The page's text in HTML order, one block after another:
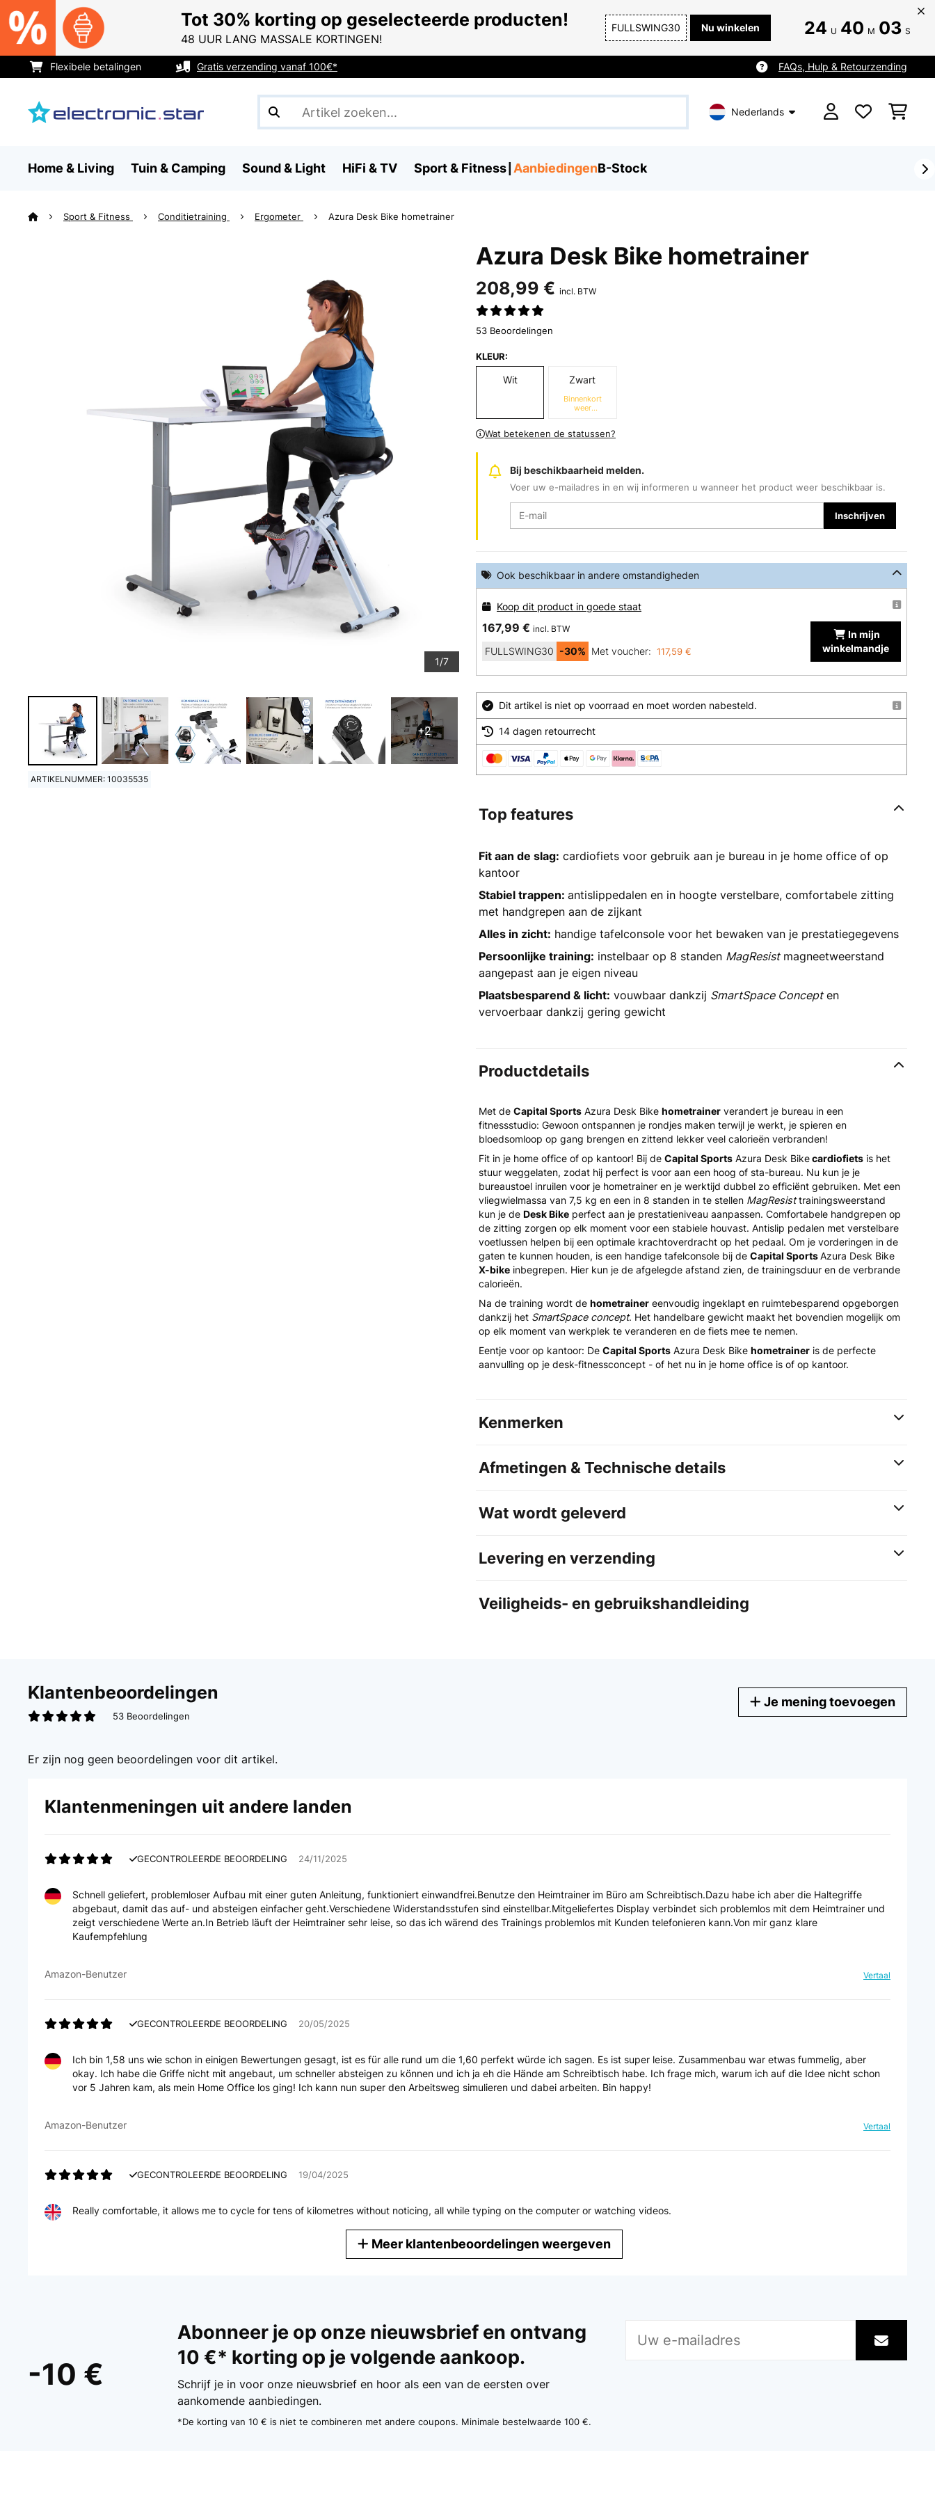
Tot 30% korting op geselecteerde producten!
48 UUR LANG MASSALE KORTINGEN!
FULLSWING30 Nu winkelen 24 U 40 M 00 S
Flexibele betalingen Gratis verzending vanaf 100€* FAQs, Hulp & Retourzending
Nederlands
Home & Living Tuin & Camping Sound & Light HiFi & TV Sport & Fitness AanbiedingenB-Stock
Sport & Fitness Conditietraining Ergometer Azura Desk Bike hometrainer
1/7
+2
ARTIKELNUMMER: 10035535
Azura Desk Bike hometrainer
208,99 € incl. BTW
53 Beoordelingen
KLEUR:
Wit Zwart
Binnenkort
weer
Wat betekenen de statussen?
Bij beschikbaarheid melden.
Voer uw e-mailadres in en wij informeren u wanneer het product weer beschikbaar is.
Inschrijven
Ook beschikbaar in andere omstandigheden
Koop dit product in goede staat
167,99 € incl. BTW
FULLSWING30 -30% Met voucher: 117,59 €
In mijn
winkelmandje
Dit artikel is niet op voorraad en moet worden nabesteld.
14 dagen retourrecht
Top features
Fit aan de slag: cardiofiets voor gebruik aan je bureau in je home office of op
kantoor
Stabiel trappen: antislippedalen en in hoogte verstelbare, comfortabele zitting
met handgrepen aan de zijkant
Alles in zicht: handige tafelconsole voor het bewaken van je prestatiegegevens
Persoonlijke training: instelbaar op 8 standen MagResistmagneetweerstand
aangepast aan je eigen niveau
Plaatsbesparend & licht: vouwbaar dankzij SmartSpace Concepten
vervoerbaar dankzij gering gewicht
Productdetails
Met de Capital Sports Azura Desk Bike hometrainer verandert je bureau in een
fitnessstudio: Gewoon ontspannen je rondjes maken terwijl je werkt, je spieren en
bloedsomloop op gang brengen en zittend lekker veel calorieën verbranden!
Fit in je home office of op kantoor! Bij de Capital Sports Azura Desk Bikecardiofiets is het
stuur weggelaten, zodat hij perfect is voor aan een hoog of sta-bureau. Nu kun je je
bureaustoel inruilen voor je hometrainer en je werktijd dubbel zo efficiënt gebruiken. Met een
vliegwielmassa van 7,5 kg en een in 8 standen in te stellen MagResisttrainingsweerstand
kun je de Desk Bike perfect aan je prestatieniveau aanpassen. Comfortabele handgrepen op
de zitting zorgen op elk moment voor een stabiele houvast. Antislip pedalen met verstelbare
voetlussen helpen bij een optimale krachtoverdracht op het pedaal. Om je vorderingen in de
gaten te kunnen houden, is een handige tafelconsole bij de Capital SportsAzura Desk Bike
X-bike inbegrepen. Hier kun je de afgelegde afstand zien, de trainingsduur en de verbrande
calorieën.
Na de training wordt de hometrainer eenvoudig ingeklapt en ruimtebesparend opgeborgen
dankzij het SmartSpace concept. Het handelbare gewicht maakt het bovendien mogelijk om
op elk moment van werkplek te veranderen en de fiets mee te nemen.
Eentje voor op kantoor: De Capital Sports Azura Desk Bike hometrainer is de perfecte
aanvulling op je desk-fitnessconcept - of het nu in je home office is of op kantoor.
Kenmerken
Afmetingen & Technische details
Wat wordt geleverd
Levering en verzending
Veiligheids- en gebruikshandleiding
Klantenbeoordelingen
53 Beoordelingen
Je mening toevoegen
Er zijn nog geen beoordelingen voor dit artikel.
Klantenmeningen uit andere landen
GECONTROLEERDE BEOORDELING 24/11/2025
Schnell geliefert, problemloser Aufbau mit einer guten Anleitung, funktioniert einwandfrei.Benutze den Heimtrainer im Büro am Schreibtisch.Dazu habe ich aber die Haltegriffe
abgebaut, damit das auf- und absteigen einfacher geht.Verschiedene Widerstandsstufen sind einstellbar.Mitgeliefertes Display verbindet sich problemlos mit dem Heimtrainer und
zeigt verschiedene Werte an.In Betrieb läuft der Heimtrainer sehr leise, so das ich wärend des Trainings problemlos mit Kunden telefonieren kann.Von mir ganz klare
Kaufempfehlung
Amazon-Benutzer Vertaal
GECONTROLEERDE BEOORDELING 20/05/2025
Ich bin 1,58 uns wie schon in einigen Bewertungen gesagt, ist es für alle rund um die 1,60 perfekt würde ich sagen. Es ist super leise. Zusammenbau war etwas fummelig, aber
okay. Ich habe die Griffe nicht mit angebaut, um schneller absteigen zu können und ich ja eh die Hände am Schreibtisch habe. Ich frage mich, warum ich auf die Idee nicht schon
vor 5 Jahren kam, als mein Home Office los ging! Ich kann nun super den Arbeitsweg simulieren und dabei arbeiten. Bin happy!
Amazon-Benutzer Vertaal
GECONTROLEERDE BEOORDELING 19/04/2025
Really comfortable, it allows me to cycle for tens of kilometres without noticing, all while typing on the computer or watching videos.
Ich kann diesen Hometrainer für jeden der im Homeoffice sitzt nur empfehlen. Dadurch kann man wieder Bewegung in den Büroalltag bringen.Hierzu benötigt man jedoch auch
einen höhenverstellbaren Schreibtisch.durch einen Drehknauf kann man spielend leicht die verschiedenen „Gänge“ einstellen. Der Sattel ist breit und bequem.
Meer klantenbeoordelingen weergeven
-10 €
Abonneer je op onze nieuwsbrief en ontvang
10 €* korting op je volgende aankoop.
Schrijf je in voor onze nieuwsbrief en hoor als een van de eersten over
aankomende aanbiedingen.
*De korting van 10 € is niet te combineren met andere coupons. Minimale bestelwaarde 100 €.